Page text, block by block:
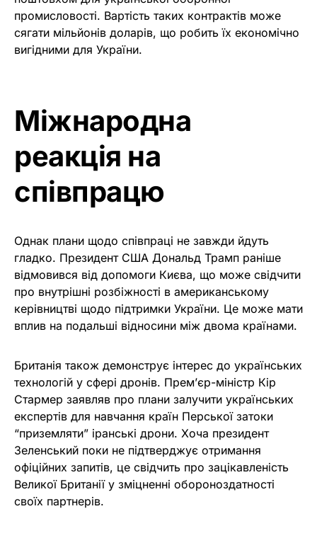
промисловості. Вартість таких контрактів може
сягати мільйонів доларів, що робить їх економічно
вигідними для України.
Міжнародна
реакція на
співпрацю
Однак плани щодо співпраці не завжди йдуть
гладко. Президент США Дональд Трамп раніше
відмовився від допомоги Києва, що може свідчити
про внутрішні розбіжності в американському
керівництві щодо підтримки України. Це може мати
вплив на подальші відносини між двома країнами.
Британія також демонструє інтерес до українських
технологій у сфері дронів. Прем’єр-міністр Кір
Стармер заявляв про плани залучити українських
експертів для навчання країн Перської затоки
“приземляти” іранські дрони. Хоча президент
Зеленський поки не підтверджує отримання
офіційних запитів, це свідчить про зацікавленість
Великої Британії у зміцненні обороноздатності
своїх партнерів.